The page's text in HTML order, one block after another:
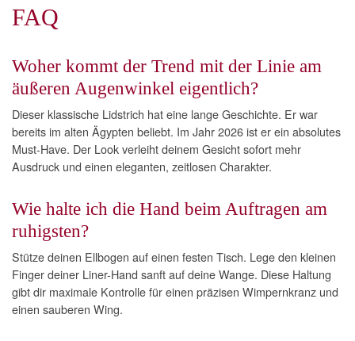
FAQ
Woher kommt der Trend mit der Linie am
äußeren Augenwinkel eigentlich?
Dieser klassische Lidstrich hat eine lange Geschichte. Er war
bereits im alten Ägypten beliebt. Im Jahr 2026 ist er ein absolutes
Must-Have. Der Look verleiht deinem Gesicht sofort mehr
Ausdruck und einen eleganten, zeitlosen Charakter.
Wie halte ich die Hand beim Auftragen am
ruhigsten?
Stütze deinen Ellbogen auf einen festen Tisch. Lege den kleinen
Finger deiner Liner-Hand sanft auf deine Wange. Diese Haltung
gibt dir maximale Kontrolle für einen präzisen Wimpernkranz und
einen sauberen Wing.